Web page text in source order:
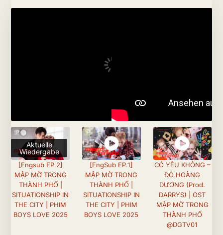
Aktuelle
Wiedergabe
[Engsub EP.2]
MẬP MỜ TRONG
THÀNH PHỐ |
SITUATIONSHIP IN
THE CITY | PHIM
BOYS LOVE 2025
[EngSub EP.1]
MẬP MỜ TRONG
THÀNH PHỐ |
SITUATIONSHIP IN
THE CITY | PHIM
BOYS LOVE 2025
CÓ YÊU KHÔNG –
ĐỖ HOÀNG
DƯƠNG (Prod.
DARRYS) | OST
MẬP MỜ TRONG
THÀNH PHỐ
@DGTV01